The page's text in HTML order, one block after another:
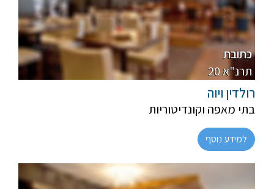
רגיל
חלבי
כתובת
20 תרנ"א
רולדין ויוה
בתי מאפה וקונדיטוריות
למידע נוסף